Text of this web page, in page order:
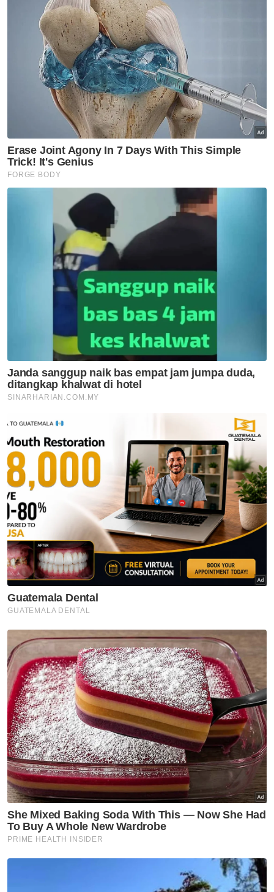
Artikel Disyorkan
Perak
Warga emas tinggal di hentian
bas dibawa untuk rawatan
Perak
'Air memang dah ada, tapi tak
Dari tukang urut ke Ikon Asnaf
Perak
Gajah DAK: Video Amoi gigit
jaring makanan bukan petanda
tekanan - MPT